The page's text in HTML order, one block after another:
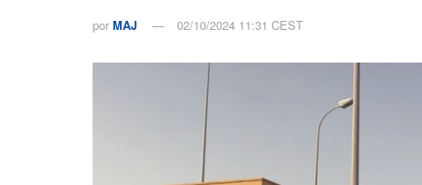
por MAJ 02/10/2024 11:31 CEST